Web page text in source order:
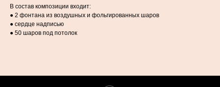
В состав композиции входит:
● 2 фонтана из воздушных и фольгированных шаров
● сердце надписью
● 50 шаров под потолок